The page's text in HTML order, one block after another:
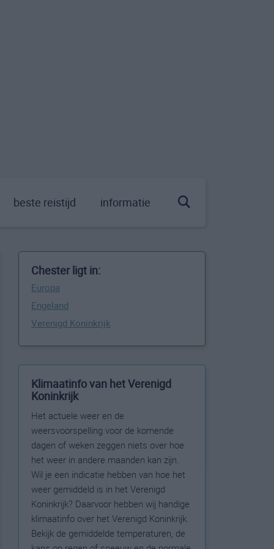
beste reistijd informatie
Chester ligt in:
Europa
Engeland
Verenigd Koninkrijk
Klimaatinfo van het Verenigd
Koninkrijk
Het actuele weer en de
weersvoorspelling voor de komende
dagen of weken zeggen niets over hoe
het weer in andere maanden kan zijn.
Wil je een indicatie hebben van hoe het
weer gemiddeld is in het Verenigd
Koninkrijk? Daarvoor hebben wij handige
klimaatinfo over het Verenigd Koninkrijk.
Bekijk de gemiddelde temperaturen, de